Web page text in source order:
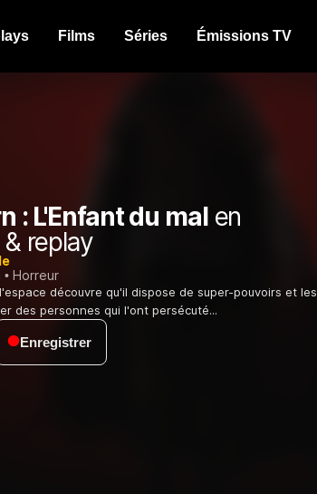
Films Séries Émissions TV
: L'Enfant du malen
replay
Horreur
découvre qu'il dispose de super-pouvoirs et les
des personnes qui l'ont persécuté...
Enregistrer